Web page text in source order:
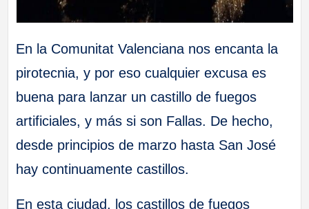
En la Comunitat Valenciana nos encanta la
pirotecnia, y por eso cualquier excusa es
buena para lanzar un castillo de fuegos
artificiales, y más si son Fallas. De hecho,
desde principios de marzo hasta San José
hay continuamente castillos.
En esta ciudad, los castillos de fuegos